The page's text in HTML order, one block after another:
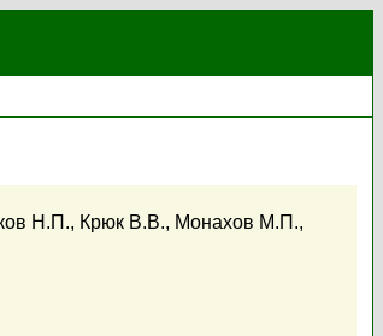
Н.П., Крюк В.В., Монахов М.П.,